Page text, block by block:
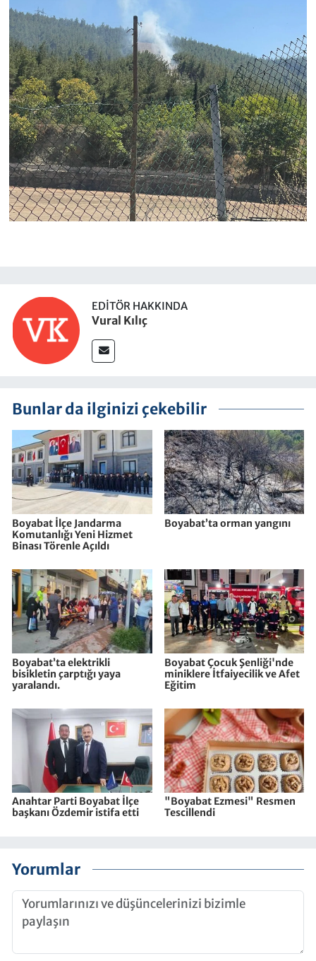
EDITÖR HAKKINDA
Vural Kılıç
Bunlar da ilginizi çekebilir
Boyabat İlçe Jandarma
Komutanlığı Yeni Hizmet
Binası Törenle Açıldı
Boyabat’ta orman yangını
Boyabat’ta elektrikli
bisikletin çarptığı yaya
yaralandı.
Boyabat Çocuk Şenliği'nde
miniklere İtfaiyecilik ve Afet
Eğitim
Anahtar Parti Boyabat İlçe
başkanı Özdemir istifa etti
"Boyabat Ezmesi" Resmen
Tescillendi
Yorumlar